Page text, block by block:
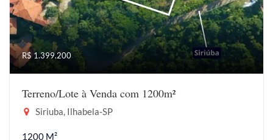
R$ 1.399.200
Terreno/Lote à Venda com 1200m²
Siriuba, Ilhabela-SP
1200 M²